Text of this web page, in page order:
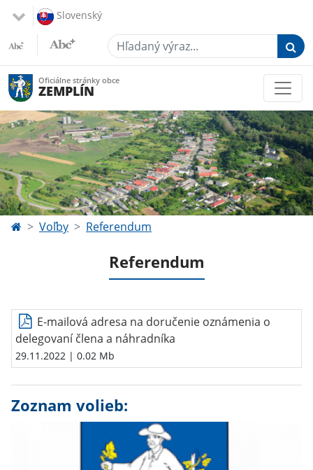
Slovenský
Hľadaný výraz...
Oficiálne stránky obce
ZEMPLÍN
Voľby Referendum
Referendum
E-mailová adresa na doručenie oznámenia o
delegovaní člena a náhradníka
29.11.2022 | 0.02 Mb
Zoznam volieb: